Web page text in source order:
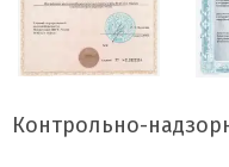
Контрольно-